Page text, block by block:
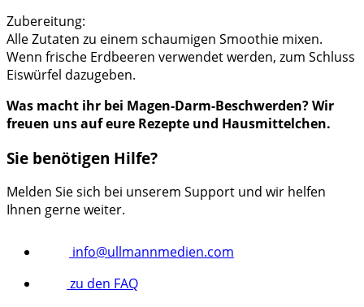
Zubereitung:
Alle Zutaten zu einem schaumigen Smoothie mixen.
Wenn frische Erdbeeren verwendet werden, zum Schluss
Eiswürfel dazugeben.
Was macht ihr bei Magen-Darm-Beschwerden? Wir
freuen uns auf eure Rezepte und Hausmittelchen.
Sie benötigen Hilfe?
Melden Sie sich bei unserem Support und wir helfen
Ihnen gerne weiter.
info@ullmannmedien.com
zu den FAQ